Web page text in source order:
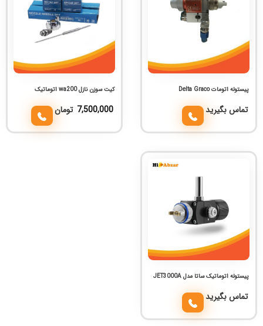
پیستوله اتومات Delta Graco
تماس بگیرید
کیت سوزن نازل wa200 اتوماتیک
7,500,000 تومان
پیستوله اتوماتیک ساتا مدل JET3000A
تماس بگیرید